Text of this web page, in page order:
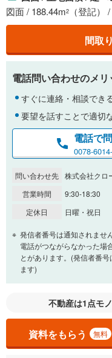
図面 / 188.44m2 （登記
間取
電話問い合わせのメリ
すぐに連絡・相談でき
要望を話すことで適切
電話で
0078-
問い合わせ先 株式会社クロ
営業時間
9:30-18:30
定休日
日曜・祝日
発信者番号は通知されません
電話がつながらなかった場
とがあります。(発信者番
ます)
不動産は1点モ
資料をもらう 無料